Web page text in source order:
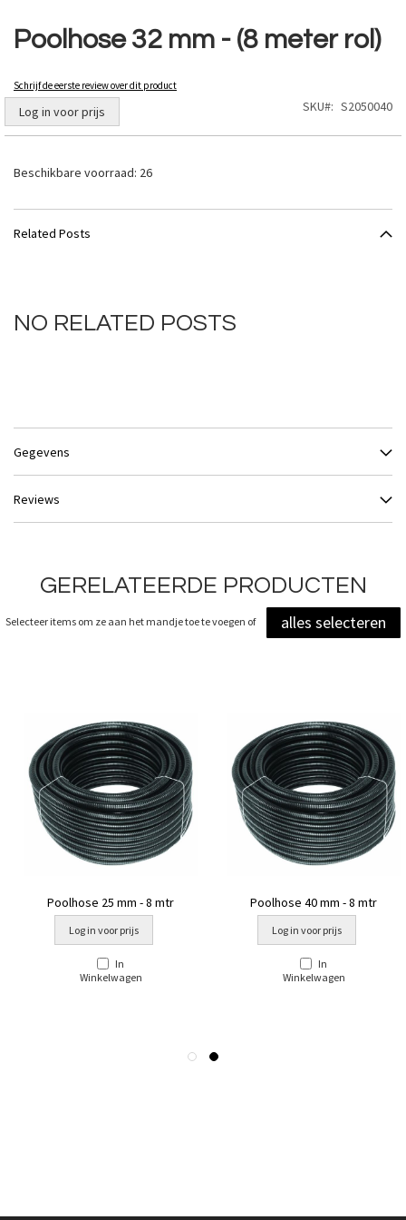
Poolhose 32 mm - (8 meter rol)
Schrijf de eerste review over dit product
Log in voor prijs SKU S2050040
Beschikbare voorraad: 26
naar
het
van
afbeeldingen-
gallerij
Related Posts
NO RELATED POSTS
Gegevens
Reviews
GERELATEERDE PRODUCTEN
Selecteer items om ze aan het mandje toe te voegen of alles selecteren
Poolhose 25 mm - 8 mtr
Log in voor prijs
In
Winkelwagen
Poolhose 40 mm - 8 mtr
Log in voor prijs
In
Winkelwagen